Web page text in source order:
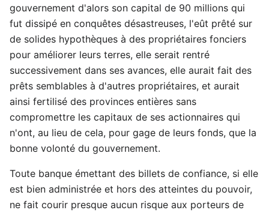
gouvernement d'alors son capital de 90 millions qui
fut dissipé en conquêtes désastreuses, l'eût prêté sur
de solides hypothèques à des propriétaires fonciers
pour améliorer leurs terres, elle serait rentré
successivement dans ses avances, elle aurait fait des
prêts semblables à d'autres propriétaires, et aurait
ainsi fertilisé des provinces entières sans
compromettre les capitaux de ses actionnaires qui
n'ont, au lieu de cela, pour gage de leurs fonds, que la
bonne volonté du gouvernement.
Toute banque émettant des billets de confiance, si elle
est bien administrée et hors des atteintes du pouvoir,
ne fait courir presque aucun risque aux porteurs de